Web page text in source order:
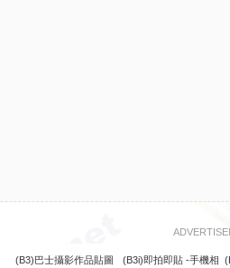
(B3)巴士攝影作品貼圖
(B3i)即拍即貼 -手機相